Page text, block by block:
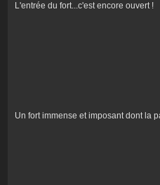
L'entrée du fort...c'est encore ouvert !
Un fort immense et imposant dont la